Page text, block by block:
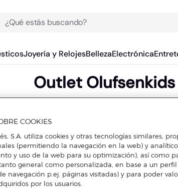
¿Qué estás buscando?
Joyería y RelojesBellezaElectrónica
Outlet Olufsenkids
DESCUBRE DESCUENTOS EN OTRAS MARCAS DE
COOKIES
S.A. utiliza cookies y otras tecnologías similares,
(permitiendo la navegación en la web) y
y uso de la web para su optimización), así como
general como personalizada, en base a un
navegación p.ej. páginas visitadas) y para poder
por los usuarios.